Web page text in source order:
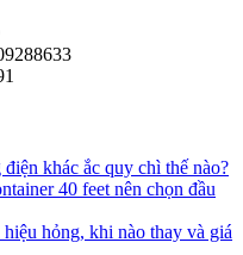
khác ắc quy chì thế nào?
40 feet nên chọn đầu
hỏng, khi nào thay và giá